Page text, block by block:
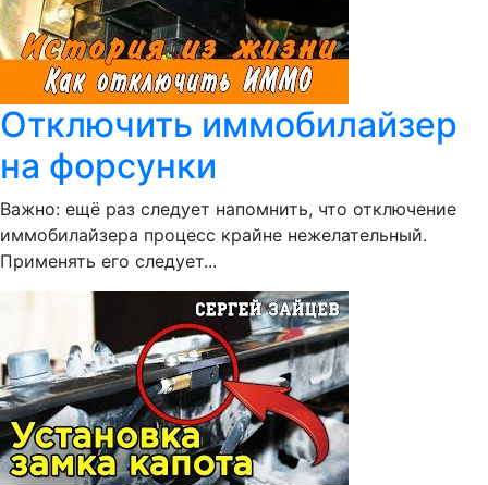
Отключить иммобилайзер
на форсунки
Важно: ещё раз следует напомнить, что отключение
иммобилайзера процесс крайне нежелательный.
Применять его следует...